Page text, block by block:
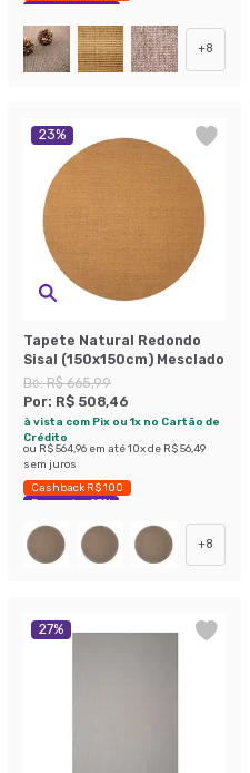
Economize 24%
+8
23%
Tapete Natural Redondo
Sisal (150x150cm) Mesclado
De:R$ 665,99
Por: R$ 508,46
à vista com Pix ou 1x no Cartão de
Crédito
ou R$ 564,96 em até10x de R$ 56,49
sem juros
Cashback R$ 100
Economize 23%
+8
27%